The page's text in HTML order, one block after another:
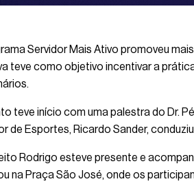
Servidor Mais Ativo promoveu
teve como objetivo incentivar a
teve início com uma palestra do Dr.
de Esportes, Ricardo Sander,
Rodrigo esteve presente e
na Praça São José, onde os